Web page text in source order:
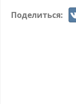
Поделиться: